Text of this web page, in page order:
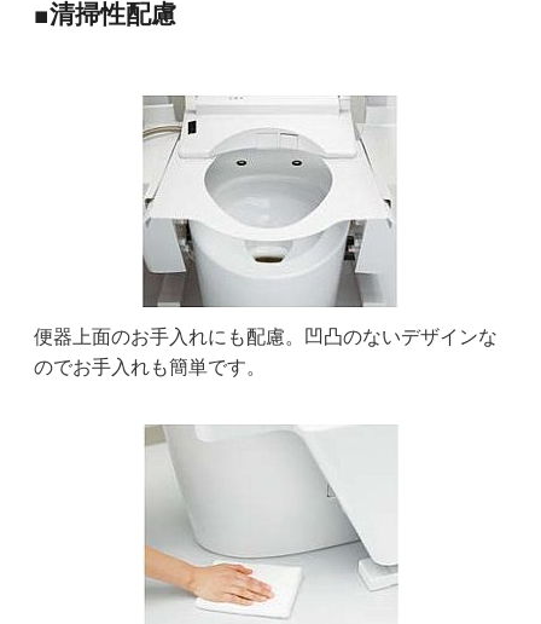
■清掃性配慮
便器上面のお手入れにも配慮。凹凸のないデザインな
のでお手入れも簡単です。